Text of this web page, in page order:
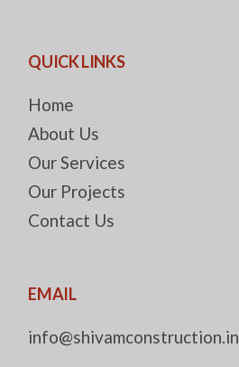
QUICK LINKS
Home
About Us
Our Services
Our Projects
Contact Us
EMAIL
info@shivamconstruction.in